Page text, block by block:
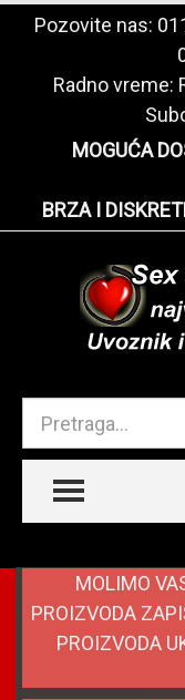
Pozovite nas:
Radno vreme:
MOGUĆA
BRZA I
MOLIMO
PROIZVODA
PROIZVODA